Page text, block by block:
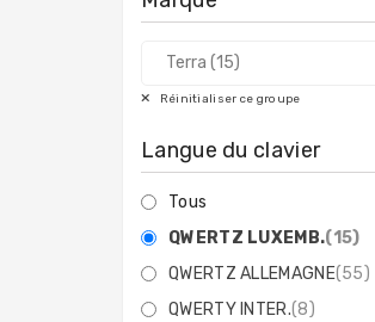
Réinitialiser ce groupe
Langue du clavier
Tous
QWERTZ LUXEMB.(15)
QWERTZ ALLEMAGNE(55)
QWERTY INTER.(8)